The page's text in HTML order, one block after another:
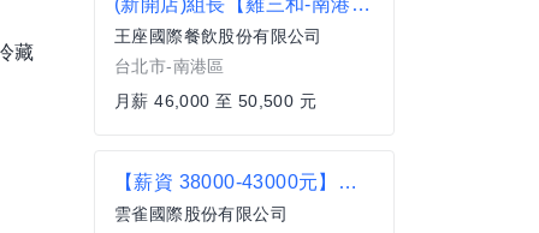
藏
(新開店)組長【雞三和-南港區】月薪46,000-50,500#另有門市達標獎金
王座國際餐飲股份有限公司
台北市-南港區
月薪 46,000 至 50,500 元
【薪資 38000-43000元】東湖康寧店【洋食芳鄰】SKYLARK內外場營運正職人員
雲雀國際股份有限公司